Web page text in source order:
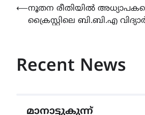
Post
navigation
⟵നൂതന രീതിയിൽ
ക്രൈസ്റ്റിലെ ബി.ബി.എ
Recent News
മാനാട്ടുകുന്ന്